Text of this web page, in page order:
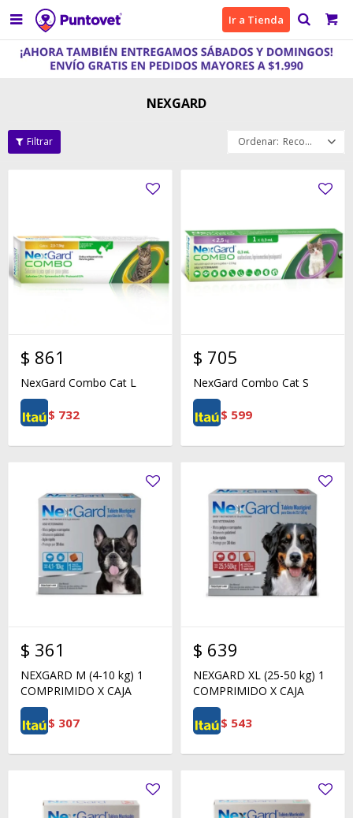
 Ir a Tienda
NEXGARD
Recomendados
$ 861
NexGard Combo Cat L
$ 732
$ 705
NexGard Combo Cat S
$ 599
$ 361
NEXGARD M (4-10 kg) 1
COMPRIMIDO X CAJA
$ 307
$ 639
NEXGARD XL (25-50 kg) 1
COMPRIMIDO X CAJA
$ 543